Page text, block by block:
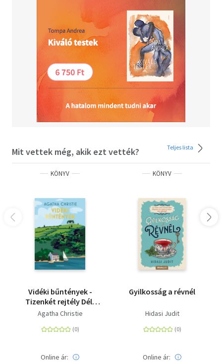
a könyv egyetlen krimiszerető olvasó polcáról sem
hiányozhat?
Mit vettek még, akik ezt vették? Teljes lista
KÖNYV
Vidéki bűntények -
Tizenkét rejtély Dél-
Angliából
Agatha Christie
Online ár:
KÖNYV
Gyilkosság a révnél
Hidasi Judit
Online ár: